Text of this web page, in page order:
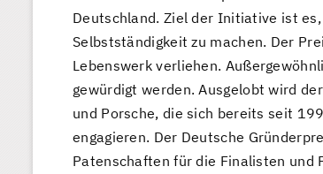
Deutschland. Ziel der Initiative ist
Selbstständigkeit zu machen. Der
Lebenswerk verliehen.
gewürdigt werden. Ausgelobt wird
und Porsche, die sich bereits seit
engagieren. Der Deutsche
Patenschaften für die Finalisten und